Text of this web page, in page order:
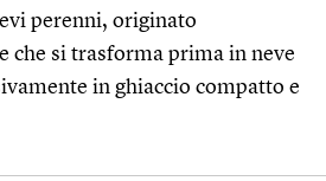
perenni, originato
che si trasforma prima in neve
in ghiaccio compatto e